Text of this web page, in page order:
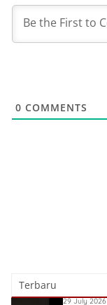
0 COMMENTS
Terbaru
29 July 2026